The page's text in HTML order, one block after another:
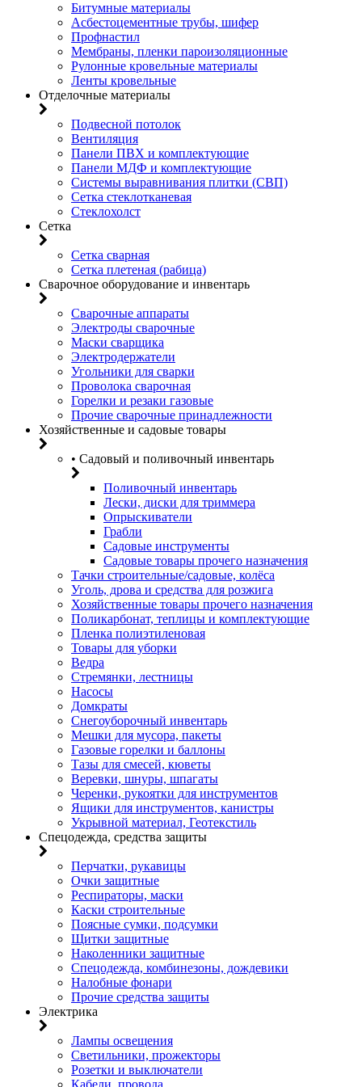
Битумные материалы
Асбестоцементные трубы, шифер
Профнастил
Мембраны, пленки пароизоляционные
Рулонные кровельные материалы
Ленты кровельные
Отделочные материалы
Подвесной потолок
Вентиляция
Панели ПВХ и комплектующие
Панели МДФ и комплектующие
Системы выравнивания плитки (СВП)
Сетка стеклотканевая
Стеклохолст
Сетка
Сетка сварная
Сетка плетеная (рабица)
Сварочное оборудование и инвентарь
Сварочные аппараты
Электроды сварочные
Маски сварщика
Электродержатели
Угольники для сварки
Проволока сварочная
Горелки и резаки газовые
Прочие сварочные принадлежности
Хозяйственные и садовые товары
• Садовый и поливочный инвентарь
Поливочный инвентарь
Лески, диски для триммера
Опрыскиватели
Грабли
Садовые инструменты
Садовые товары прочего назначения
Тачки строительные/садовые, колёса
Уголь, дрова и средства для розжига
Хозяйственные товары прочего назначения
Поликарбонат, теплицы и комплектующие
Пленка полиэтиленовая
Товары для уборки
Ведра
Стремянки, лестницы
Насосы
Домкраты
Снегоуборочный инвентарь
Мешки для мусора, пакеты
Газовые горелки и баллоны
Тазы для смесей, кюветы
Веревки, шнуры, шпагаты
Черенки, рукоятки для инструментов
Ящики для инструментов, канистры
Укрывной материал, Геотекстиль
Спецодежда, средства защиты
Перчатки, рукавицы
Очки защитные
Респираторы, маски
Каски строительные
Поясные сумки, подсумки
Щитки защитные
Наколенники защитные
Спецодежда, комбинезоны, дождевики
Налобные фонари
Прочие средства защиты
Электрика
Лампы освещения
Светильники, прожекторы
Розетки и выключатели
Кабели, провода